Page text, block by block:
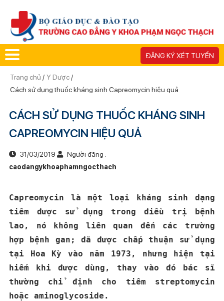
ĐĂNG KÝ XÉT TUYỂN
Trang chủ / Y Dược/
Cách sử dụng thuốc kháng sinh Capreomycin hiệu quả
CÁCH SỬ DỤNG THUỐC KHÁNG SINH
CAPREOMYCIN HIỆU QUẢ
31/03/2019
Người đăng :
caodangykhoaphamngocthach
Capreomycin là một loại kháng sinh dạng
tiêm được sử dụng trong điều trị bệnh
lao, nó không liên quan đến các trường
hợp bệnh gan;đã được chấp thuận sử dụng
tại Hoa Kỳ vào năm 1973, nhưng hiện tại
hiếm khi được dùng, thay vào đó bác sĩ
thường chỉ định cho tiêm streptomycin
hoặc aminoglycoside.